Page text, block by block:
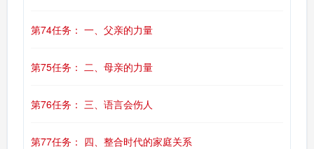
第74任务： 一、父亲的力量
第75任务： 二、母亲的力量
第76任务： 三、语言会伤人
第77任务： 四、整合时代的家庭关系